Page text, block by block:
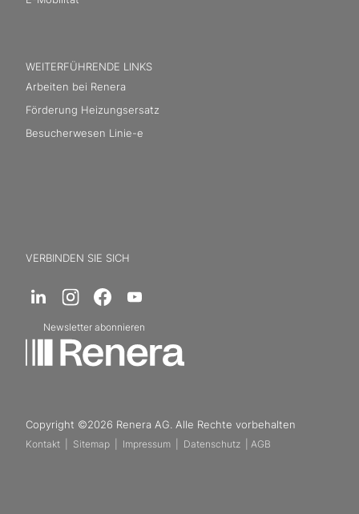
WEITERFÜHRENDE LINKS
Arbeiten bei Renera
Förderung Heizungsersatz
Besucherwesen Linie-e
VERBINDEN SIE SICH
Newsletter abonnieren
Copyright ©2026 Renera AG. Alle Rechte vorbehalten
Kontakt Sitemap Impressum Datenschutz AGB